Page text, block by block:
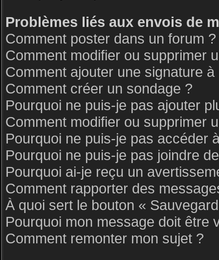
Problèmes liés aux envois de
Comment poster dans un forum ?
Comment modifier ou supprimer
Comment ajouter une signature
Comment créer un sondage ?
Pourquoi ne puis-je pas ajouter
Comment modifier ou supprimer
Pourquoi ne puis-je pas accéder
Pourquoi ne puis-je pas joindre
Pourquoi ai-je reçu un
Comment rapporter des
À quoi sert le bouton «
Pourquoi mon message doit être
Comment remonter mon sujet ?